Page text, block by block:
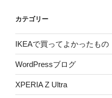
カテゴリー
IKEAで買ってよかったもの
WordPressブログ
XPERIA Z Ultra